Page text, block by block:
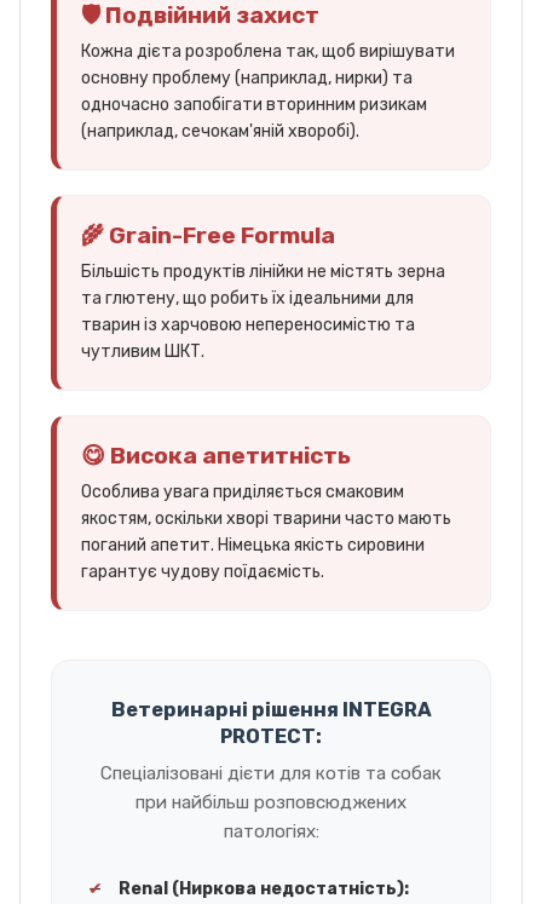
🛡️ Подвійний захист
Кожна дієта розроблена так, щоб вирішувати
основну проблему (наприклад, нирки) та
одночасно запобігати вторинним ризикам
(наприклад, сечокам'яній хворобі).
🌾 Grain-Free Formula
Більшість продуктів лінійки не містять зерна
та глютену, що робить їх ідеальними для
тварин із харчовою непереносимістю та
чутливим ШКТ.
😋 Висока апетитність
Особлива увага приділяється смаковим
якостям, оскільки хворі тварини часто мають
поганий апетит. Німецька якість сировини
гарантує чудову поїдаємість.
Ветеринарні рішення INTEGRA
PROTECT:
Спеціалізовані дієти для котів та собак
при найбільш розповсюджених
патологіях:
✔
Renal (Ниркова недостатність):